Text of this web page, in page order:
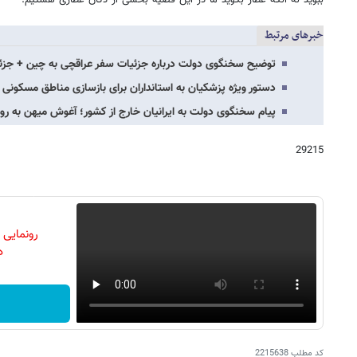
خبرهای مرتبط
توضیح سخنگوی دولت درباره جزئیات سفر عراقچی به چین +
دستور ویژه پزشکیان به استانداران برای بازسازی مناطق
پیام سخنگوی دولت به ایرانیان خارج از کشور؛ آغوش میهن به
29215
کد مطلب2215638